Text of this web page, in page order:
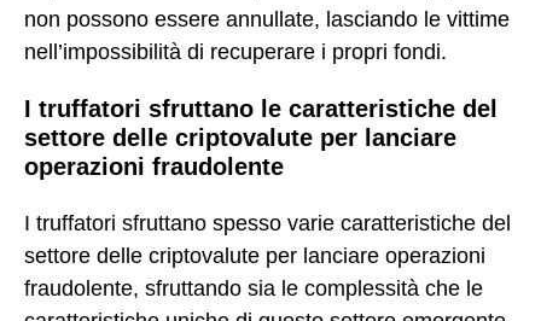
non possono essere annullate, lasciando le vittime
nell’impossibilità di recuperare i propri fondi.
I truffatori sfruttano le caratteristiche del
settore delle criptovalute per lanciare
operazioni fraudolente
I truffatori sfruttano spesso varie caratteristiche del
settore delle criptovalute per lanciare operazioni
fraudolente, sfruttando sia le complessità che le